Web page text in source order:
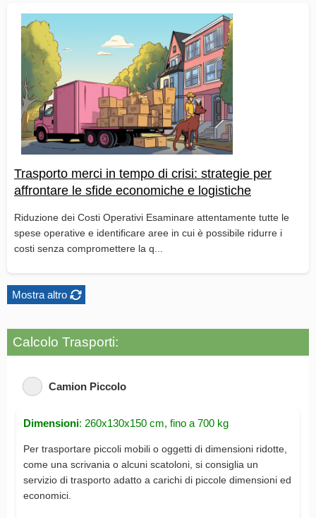
Trasporto merci in tempo di crisi: strategie per
affrontare le sfide economiche e logistiche
Riduzione dei Costi Operativi Esaminare attentamente tutte le
spese operative e identificare aree in cui è possibile ridurre i
costi senza compromettere la q...
Mostra altro
Calcolo Trasporti:
Camion Piccolo
Dimensioni: 260x130x150 cm, fino a 700 kg
Per trasportare piccoli mobili o oggetti di dimensioni ridotte,
come una scrivania o alcuni scatoloni, si consiglia un
servizio di trasporto adatto a carichi di piccole dimensioni ed
economici.